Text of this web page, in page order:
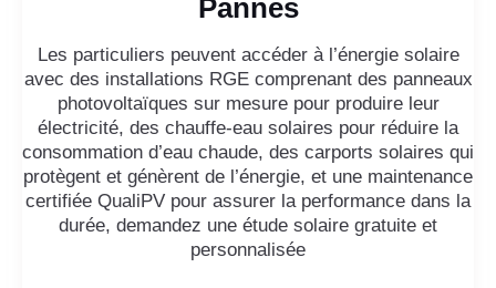
Pannes
Les particuliers peuvent accéder à l’énergie solaire
avec des installations RGE comprenant des panneaux
photovoltaïques sur mesure pour produire leur
électricité, des chauffe-eau solaires pour réduire la
consommation d’eau chaude, des carports solaires qui
protègent et génèrent de l’énergie, et une maintenance
certifiée QualiPV pour assurer la performance dans la
durée, demandez une étude solaire gratuite et
personnalisée